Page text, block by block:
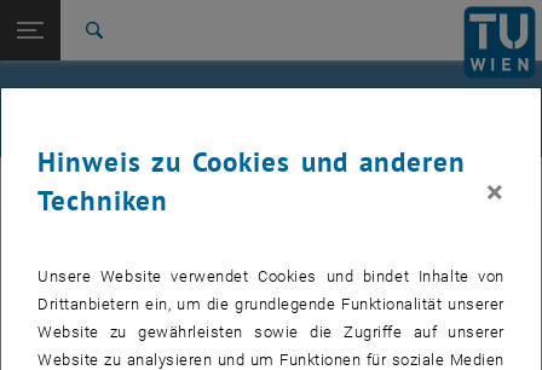
TU Login
Studium
International
Zur 1. Menü Ebene
E307-02-1-Forschungsgruppe Maschinenelemente und
Luftfahrtgetriebe
Zurück: Subseiten von E307-02-1-Forschungsgruppe
Maschinenelemente und
Luftfahrtgetriebe
Veranstaltungen
MEL
VERANSTALTUNGEN VOM 21. JULI 2026
Es gibt keine Veranstaltungen in der aktuellen Ansicht.
Hinweis zu Cookies und anderen
Techniken
×
Unsere Website verwendet Cookies und bindet Inhalte von
Drittanbietern ein, um die grundlegende Funktionalität unserer
Website zu gewährleisten sowie die Zugriffe auf unserer
Website zu analysieren und um Funktionen für soziale Medien